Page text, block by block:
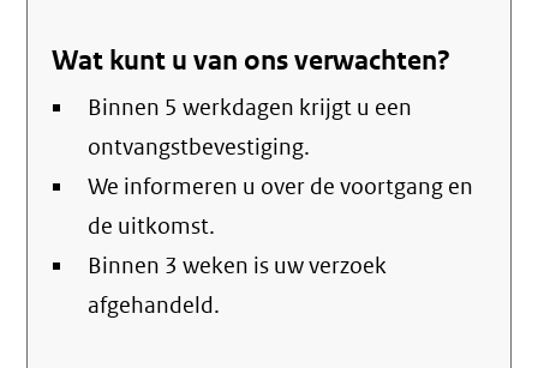
Wat kunt u van ons verwachten?
Binnen 5 werkdagen krijgt u een
ontvangstbevestiging.
We informeren u over de voortgang en
de uitkomst.
Binnen 3 weken is uw verzoek
afgehandeld.